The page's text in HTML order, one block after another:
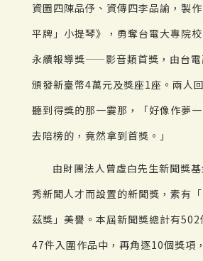
資圖四陳品伃、資傳四李品諭，製
平牌」小提琴》，勇奪台電大專院
永續報導獎——影音類首獎，由台電
頒發新臺幣4萬元及獎座1座。兩人
聽到得獎的那一霎那，「好像作夢
去陪榜的，竟然拿到首獎。」
由財團法人曾虛白先生新聞獎
秀新聞人才而設置的新聞獎，素有
茲獎」美譽。本屆新聞獎總計有502
47件入圍作品中，再角逐10個獎項